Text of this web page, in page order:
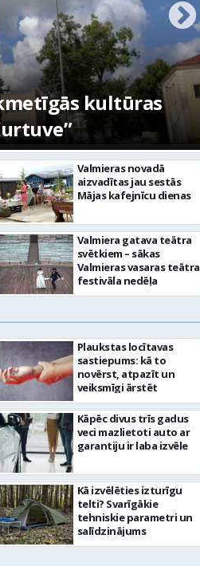
kultūras
Valmieras novadā
aizvadītas jau sestās
Mājas kafejnīcu dienas
Valmiera gatava teātra
svētkiem – sākas
Valmieras vasaras teātra
festivāla nedēļa
Plaukstas locītavas
sastiepums: kā to
novērst, atpazīt un
veiksmīgi ārstēt
Kāpēc divus trīs gadus
veci mazlietoti auto ar
garantiju ir laba izvēle
Kā izvēlēties izturīgu
telti? Svarīgākie
tehniskie parametri un
salīdzinājums